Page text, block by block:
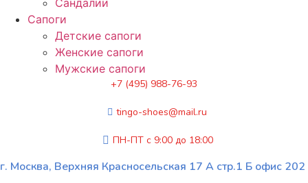
Сандалии
Сапоги
Детские сапоги
Женские сапоги
Мужские сапоги
+7 (495) 988-76-93
tingo-shoes@mail.ru
ПН-ПТ с 9:00 до 18:00
г. Москва, Верхняя Красносельская 17 А стр.1 Б офис 202